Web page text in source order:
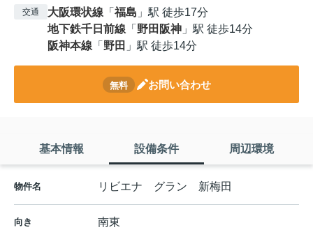
交通 大阪環状線 「 福島 」駅 徒歩17分
地下鉄千日前線 「 野田阪神 」駅 徒歩14分
阪神本線 「 野田 」駅 徒歩14分
無料 お問い合わせ
基本情報 設備条件 周辺環境
物件名 リビエナ グラン 新梅田
向き 南東